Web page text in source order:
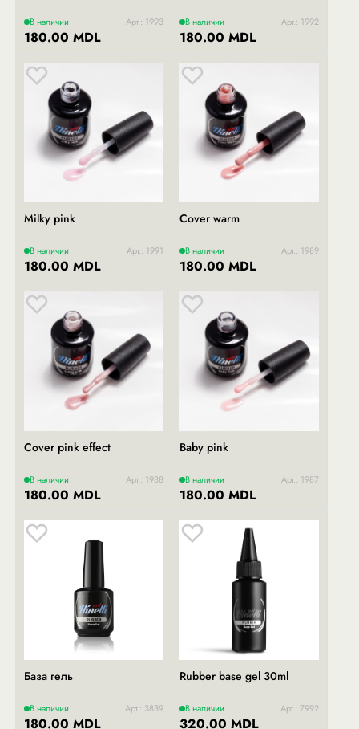
В наличии Арт.: 1993
180.00 MDL
В наличии Арт.: 1992
180.00 MDL
Milky pink
В наличии Арт.: 1991
180.00 MDL
Cover warm
В наличии Арт.: 1989
180.00 MDL
Cover pink effect
В наличии Арт.: 1988
180.00 MDL
Baby pink
В наличии Арт.: 1987
180.00 MDL
База гель
В наличии Арт.: 3839
180.00 MDL
Rubber base gel 30ml
В наличии Арт.: 7992
320.00 MDL